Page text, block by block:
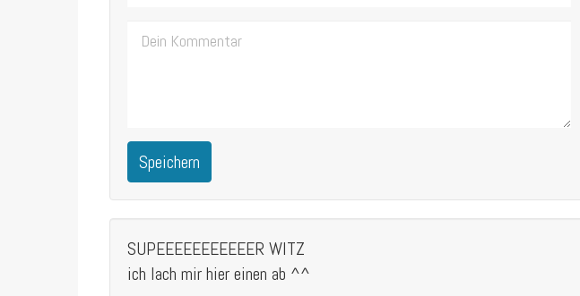
Speichern
SUPEEEEEEEEEEER WITZ
ich lach mir hier einen ab ^^